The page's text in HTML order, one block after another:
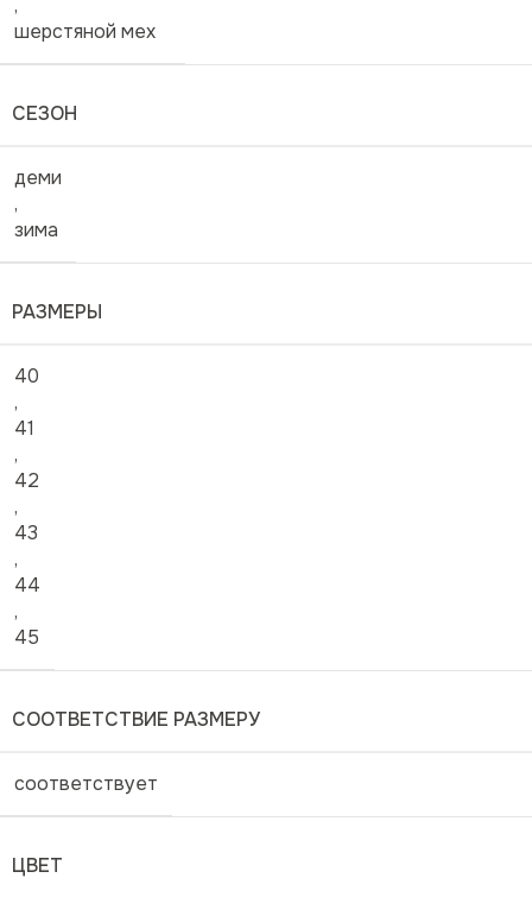
,
шерстяной мех
СЕЗОН
деми
,
зима
РАЗМЕРЫ
40
,
41
,
42
,
43
,
44
,
45
СООТВЕТСТВИЕ РАЗМЕРУ
соответствует
ЦВЕТ